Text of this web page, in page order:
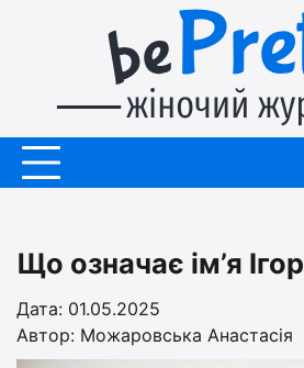
Що означає ім’я Ігор
Дата: 01.05.2025
Автор: Можаровська Анастасія